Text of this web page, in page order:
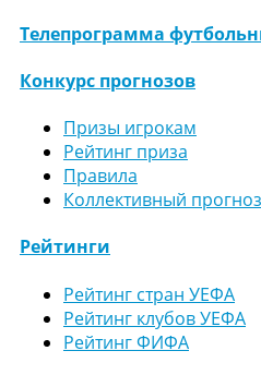
Телепрограмма
Конкурс прогнозов
Призы игрокам
Рейтинг приза
Правила
Коллективный прогноз
Рейтинги
Рейтинг стран УЕФА
Рейтинг клубов УЕФА
Рейтинг ФИФА